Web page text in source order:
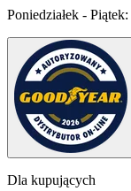
Poniedziałek - Piątek:
Dla kupujących